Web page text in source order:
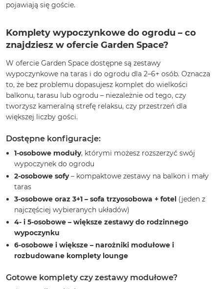
pojawiają się goście.
Komplety wypoczynkowe do ogrodu – co
znajdziesz w ofercie Garden Space?
W ofercie Garden Space dostępne są zestawy
wypoczynkowe na taras i do ogrodu dla 2–6+ osób. Oznacza
to, że bez problemu dopasujesz komplet do wielkości
balkonu, tarasu lub ogrodu – niezależnie od tego, czy
tworzysz kameralną strefę relaksu, czy przestrzeń dla
większej liczby gości.
Dostępne konfiguracje:
1-osobowe moduły, którymi możesz rozszerzyć swój
wypoczynek do ogrodu
2-osobowe sofy– kompaktowe zestawy na balkon i mały
taras
3-osobowe oraz 3+1 – sofa trzyosobowa + fotel (jeden z
najczęściej wybieranych układów)
4- i 5-osobowe – większe zestawy do rodzinnego
wypoczynku
6-osobowe i większe – narożniki modułowe i
rozbudowane komplety lounge
Gotowe komplety czy zestawy modułowe?